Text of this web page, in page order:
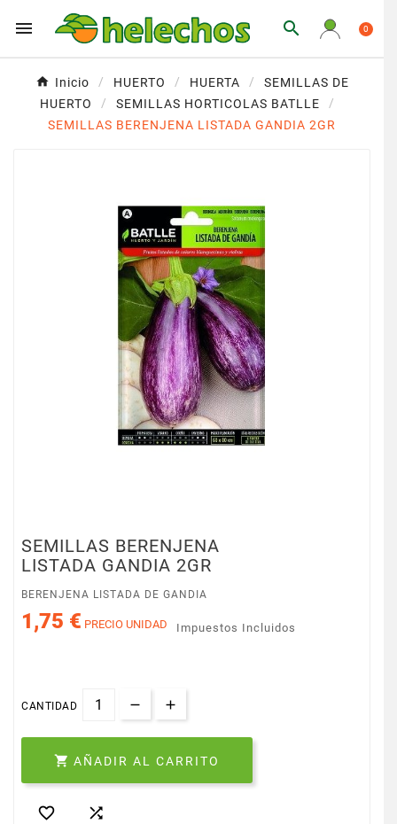
  0
Inicio HUERTO HUERTA
SEMILLAS DE
HUERTO
SEMILLAS HORTICOLAS BATLLE
SEMILLAS BERENJENA LISTADA GANDIA 2GR
SEMILLAS BERENJENA
LISTADA GANDIA 2GR
BERENJENA LISTADA DE GANDIA
1,75 € PRECIO UNIDAD Impuestos Incluidos
CANTIDAD
 AÑADIR AL CARRITO
 